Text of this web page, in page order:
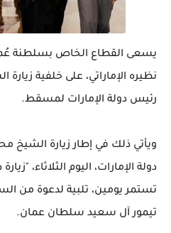
يسعى القطاع الخاص بسلطنة
نظيره الإماراتي، على خلفية
رئيس دولة الإمارات لمسقط.
ويأتي ذلك في إطار زيارة الشيخ
دولة الإمارات، اليوم الثلاثاء،
تستمر يومين، تلبية لدعوة من
تيمور آل سعيد سلطان عمان.